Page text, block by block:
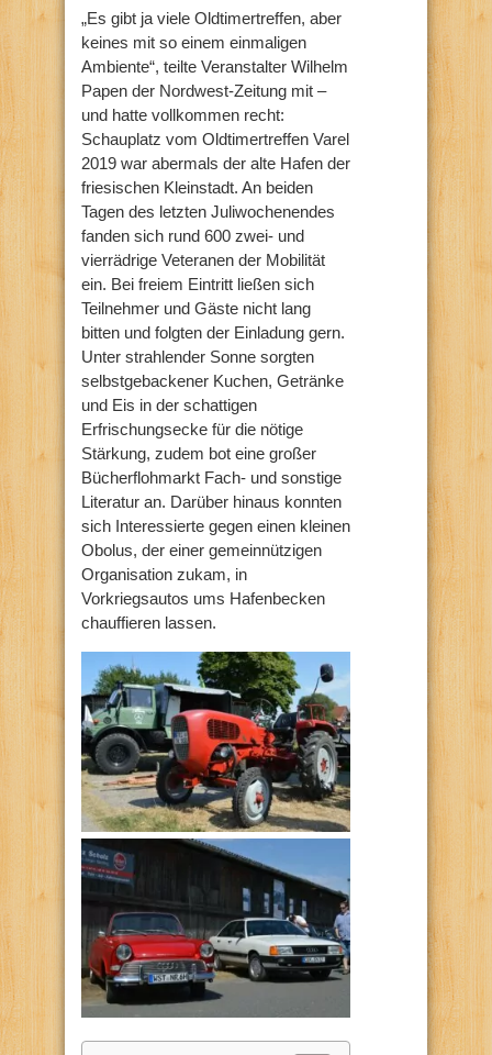
„Es gibt ja viele Oldtimertreffen, aber
keines mit so einem einmaligen
Ambiente“, teilte Veranstalter Wilhelm
Papen der Nordwest-Zeitung mit –
und hatte vollkommen recht:
Schauplatz vom Oldtimertreffen Varel
2019 war abermals der alte Hafen der
friesischen Kleinstadt. An beiden
Tagen des letzten Juliwochenendes
fanden sich rund 600 zwei- und
vierrädrige Veteranen der Mobilität
ein. Bei freiem Eintritt ließen sich
Teilnehmer und Gäste nicht lang
bitten und folgten der Einladung gern.
Unter strahlender Sonne sorgten
selbstgebackener Kuchen, Getränke
und Eis in der schattigen
Erfrischungsecke für die nötige
Stärkung, zudem bot eine großer
Bücherflohmarkt Fach- und sonstige
Literatur an. Darüber hinaus konnten
sich Interessierte gegen einen kleinen
Obolus, der einer gemeinnützigen
Organisation zukam, in
Vorkriegsautos ums Hafenbecken
chauffieren lassen.